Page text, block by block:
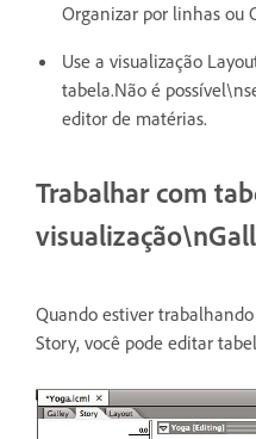
Organizar por linhas ou
Use a visualização
tabela.Não é
editor de matérias.
Trabalhar com
Quando estiver
Story, você pode editar